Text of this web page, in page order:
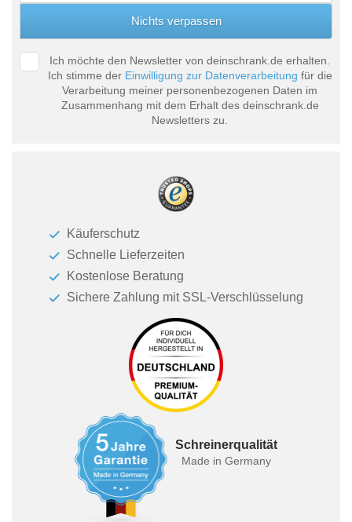
Ich möchte den Newsletter von deinschrank.de erhalten.
Ich stimme der Einwilligung zur Datenverarbeitung für die
Verarbeitung meiner personenbezogenen Daten im
Zusammenhang mit dem Erhalt des deinschrank.de
Newsletters zu.
Käuferschutz
Schnelle Lieferzeiten
Kostenlose Beratung
Sichere Zahlung mit SSL-Verschlüsselung
Schreinerqualität
Made in Germany